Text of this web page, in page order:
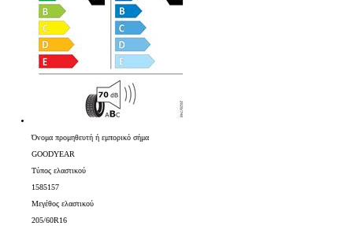
Όνομα προμηθευτή ή εμπορικό σήμα
GOODYEAR
Τύπος ελαστικού
1585157
Μεγέθος ελαστικού
205/60R16